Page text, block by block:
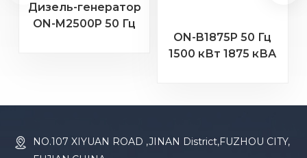
Дизель-генератор
ON-M2500P 50 Гц
ON-B1875P 50 Гц
1500 кВт 1875 кВА
Дизельный
NO.107 XIYUAN ROAD ,JINAN District,FUZHOU CITY,